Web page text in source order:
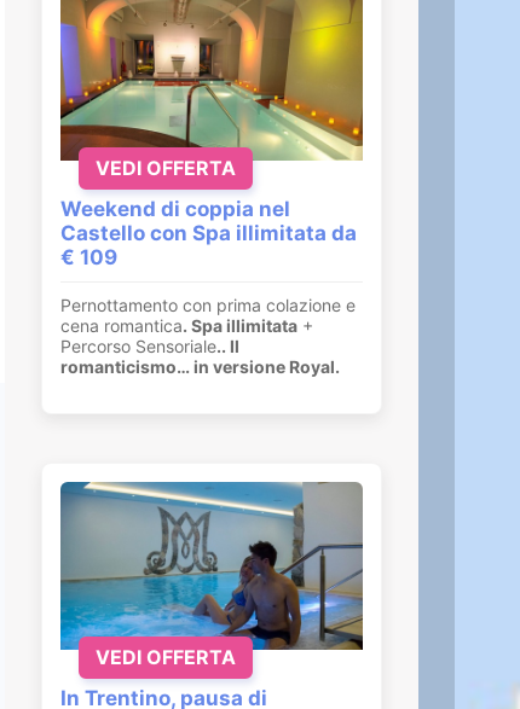
Weekend di coppia nel
Castello con Spa illimitata da
€ 109
Pernottamento con prima colazione e
cena romantica. Spa illimitata +
Percorso Sensoriale.. Il
romanticismo… in versione Royal.
VEDI OFFERTA
In Trentino, pausa di
VEDI OFFERTA